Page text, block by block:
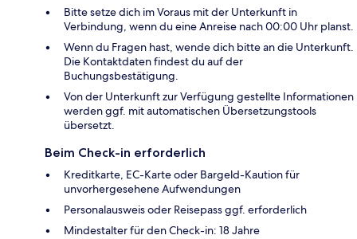
Bitte setze dich im Voraus mit der Unterkunft in
Verbindung, wenn du eine Anreise nach 00:00 Uhr planst.
Wenn du Fragen hast, wende dich bitte an die Unterkunft.
Die Kontaktdaten findest du auf der
Buchungsbestätigung.
Von der Unterkunft zur Verfügung gestellte Informationen
werden ggf. mit automatischen Übersetzungstools
übersetzt.
Beim Check-in erforderlich
Kreditkarte, EC-Karte oder Bargeld-Kaution für
unvorhergesehene Aufwendungen
Personalausweis oder Reisepass ggf. erforderlich
Mindestalter für den Check-in: 18 Jahre